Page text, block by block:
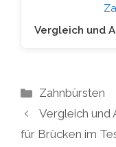
Vergleich und
Kategorien
Zahnbürsten
Vergleich und
für Brücken im